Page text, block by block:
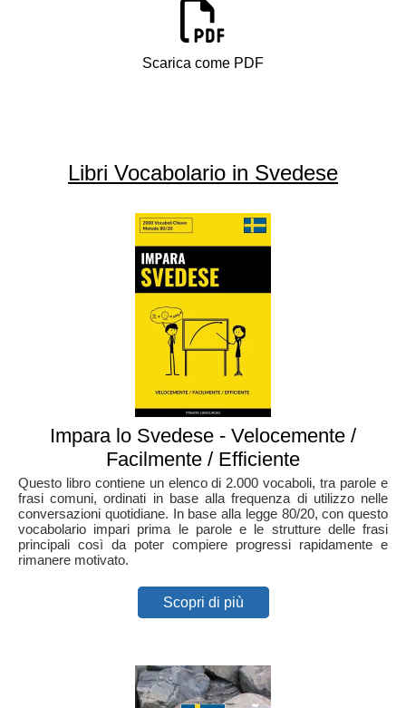
Scarica come PDF
Libri Vocabolario in Svedese
Impara lo Svedese - Velocemente /
Facilmente / Efficiente
Questo libro contiene un elenco di 2.000 vocaboli, tra parole e
frasi comuni, ordinati in base alla frequenza di utilizzo nelle
conversazioni quotidiane. In base alla legge 80/20, con questo
vocabolario impari prima le parole e le strutture delle frasi
principali così da poter compiere progressi rapidamente e
rimanere motivato.
Scopri di più